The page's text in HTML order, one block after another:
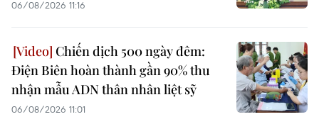
06/08/2026 11:16
Chiến dịch 500 ngày đêm:
Điện Biên hoàn thành gần 90% thu
nhận mẫu ADN thân nhân liệt sỹ
06/08/2026 11:01